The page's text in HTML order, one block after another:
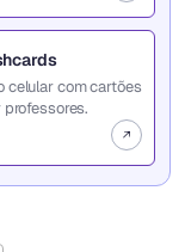
celular com cartões